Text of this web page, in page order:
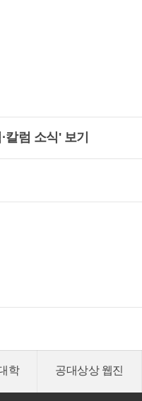
칼럼 소식' 보기
학 공대상상 웹진